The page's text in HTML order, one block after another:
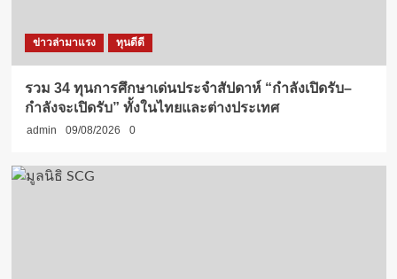
ข่าวล่ามาแรง ทุนดีดี
รวม 34 ทุนการศึกษาเด่นประจำสัปดาห์ “กำลังเปิดรับ–
กำลังจะเปิดรับ” ทั้งในไทยและต่างประเทศ
admin 09/08/2026 0